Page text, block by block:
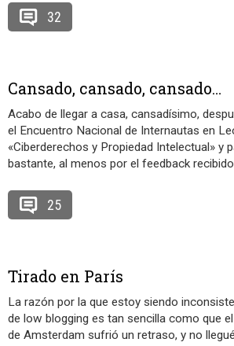
32
Cansado, cansado, cansado…
Acabo de llegar a casa, cansadísimo,
el Encuentro Nacional de Internautas en
«Ciberderechos y Propiedad Intelectual» y
bastante, al menos por el feedback
25
Tirado en París
La razón por la que estoy siendo
de low blogging es tan sencilla como que
de Amsterdam sufrió un retraso, y no